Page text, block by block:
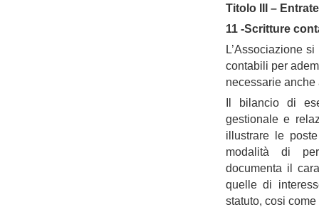
Titolo III –
11 -Scritture
L’Associazione
contabili per
necessarie
Il bilancio di
gestionale e
illustrare le
modalità di
documenta il
quelle di
statuto, cosi